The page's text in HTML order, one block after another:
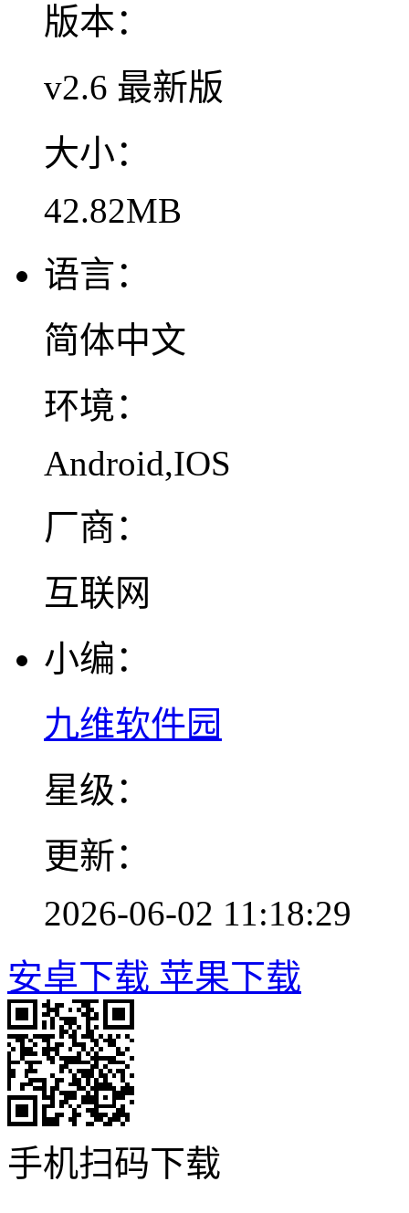
版本：
v2.6 最新版
大小：
42.82MB
语言：
简体中文
环境：
Android,IOS
厂商：
互联网
小编：
九维软件园
星级：
更新：
2026-06-02 11:18:29
安卓下载 苹果下载
手机扫码下载